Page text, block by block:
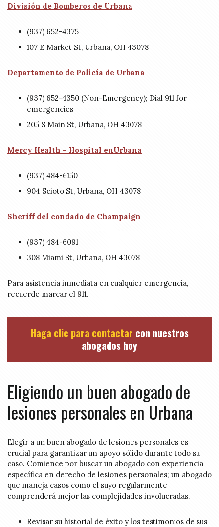
División de Bomberos de Urbana
(937) 652-4375
107 E Market St, Urbana, OH 43078
Departamento de Policía de Urbana
(937) 652-4350 (Non-Emergency); Dial 911 for
emergencies
205 S Main St, Urbana, OH 43078
Mercy Health – Hospital enUrbana
(937) 484-6150
904 Scioto St, Urbana, OH 43078
Sheriff del condado de Champaign
(937) 484-6091
308 Miami St, Urbana, OH 43078
Para asistencia inmediata en cualquier emergencia,
recuerde marcar el 911.
Haga clic para contactar con nuestros
abogados hoy
Eligiendo un buen abogado de
lesiones personales en Urbana
Elegir a un buen abogado de lesiones personales es
crucial para garantizar un apoyo sólido durante todo su
caso. Comience por buscar un abogado con experiencia
específica en derecho de lesiones personales; un abogado
que maneja casos como el suyo regularmente
comprenderá mejor las complejidades involucradas.
Revisar su historial de éxito y los testimonios de sus